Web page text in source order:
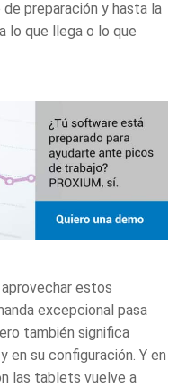
preparación y hasta la
lo que llega o lo que
estos
excepcional pasa
también significa
y en su configuración. Y en
las tablets vuelve a